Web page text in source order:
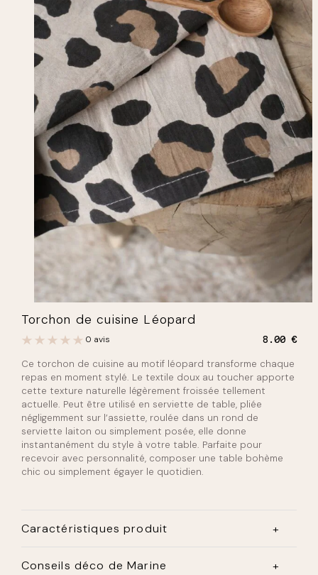
Torchon de cuisine Léopard
0 avis 8.00€
Ce torchon de cuisine au motif léopard transforme chaque
repas en moment stylé. Le textile doux au toucher apporte
cette texture naturelle légèrement froissée tellement
actuelle. Peut être utilisé en serviette de table, pliée
négligemment sur l’assiette, roulée dans un rond de
serviette laiton ou simplement posée, elle donne
instantanément du style à votre table. Parfaite pour
recevoir avec personnalité, composer une table bohème
chic ou simplement égayer le quotidien.
Caractéristiques produit
Dimensions :50×70 cm
Conseils déco de Marine